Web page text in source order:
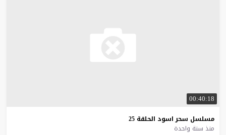
00:40:18
مسلسل سحر اسود الحلقة 25
منذ سنة واحدة